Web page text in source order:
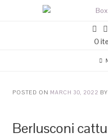
0
POSTED ON MARCH 30, 2022 BY
Berlusconi